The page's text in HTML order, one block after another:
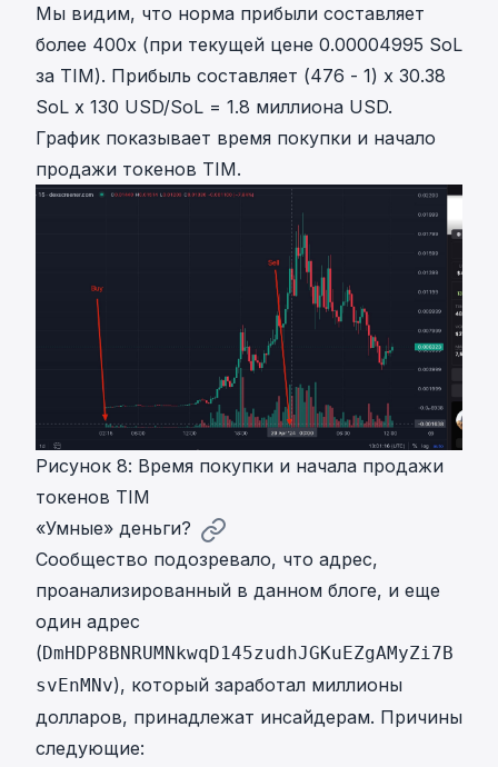
Мы видим, что норма прибыли составляет
более 400x (при текущей цене 0.00004995 SoL
за TIM). Прибыль составляет (476 - 1) x 30.38
SoL x 130 USD/SoL = 1.8 миллиона USD.
График показывает время покупки и начало
продажи токенов TIM.
Рисунок 8: Время покупки и начала продажи
токенов TIM
«Умные» деньги?
Сообщество подозревало, что адрес,
проанализированный в данном блоге, и еще
один адрес
(DmHDP8BNRUMNkwqD145zudhJGKuEZgAMyZi7B
svEnMNv), который заработал миллионы
долларов, принадлежат инсайдерам. Причины
следующие: